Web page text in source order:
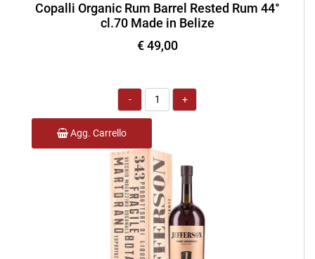
Copalli Organic Rum Barrel Rested Rum 44°
cl.70 Made in Belize
€ 49,00
Quantità
Agg. Carrello